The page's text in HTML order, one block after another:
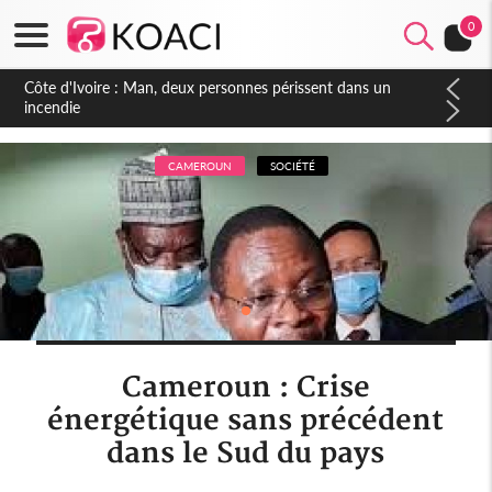
0
Côte d'Ivoire : Séileu, la célébration de la fête nationale
transformée en vaste campagne contre les produits
dépigmentants dangereux
CAMEROUN SOCIÉTÉ
Cameroun : Crise
énergétique sans précédent
dans le Sud du pays